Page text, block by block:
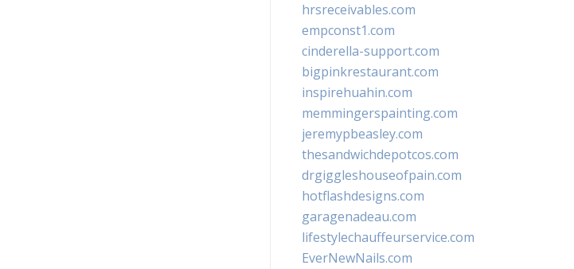
hrsreceivables.com
empconst1.com
cinderella-support.com
bigpinkrestaurant.com
inspirehuahin.com
memmingerspainting.com
jeremypbeasley.com
thesandwichdepotcos.com
drgiggleshouseofpain.com
hotflashdesigns.com
garagenadeau.com
lifestylechauffeurservice.com
EverNewNails.com